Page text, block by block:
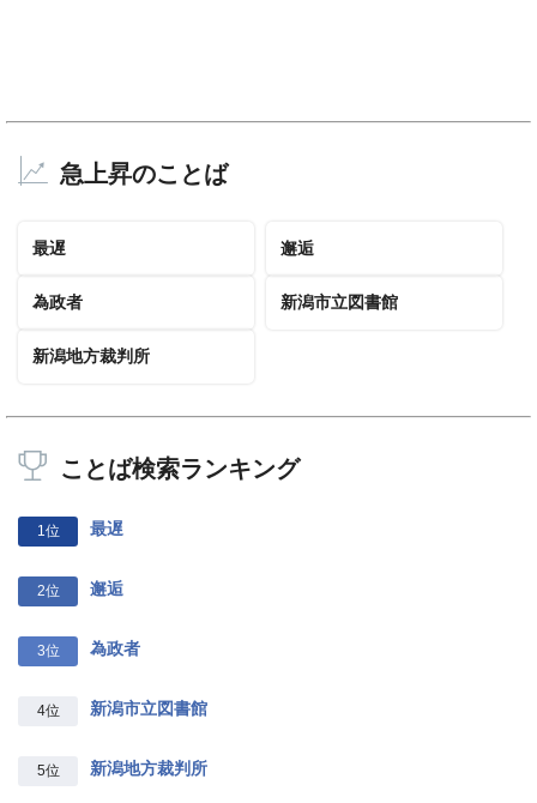
急上昇のことば
最遅 邂逅
為政者 新潟市立図書館
新潟地方裁判所
ことば検索ランキング
1位 最遅
2位 邂逅
3位 為政者
4位 新潟市立図書館
5位 新潟地方裁判所